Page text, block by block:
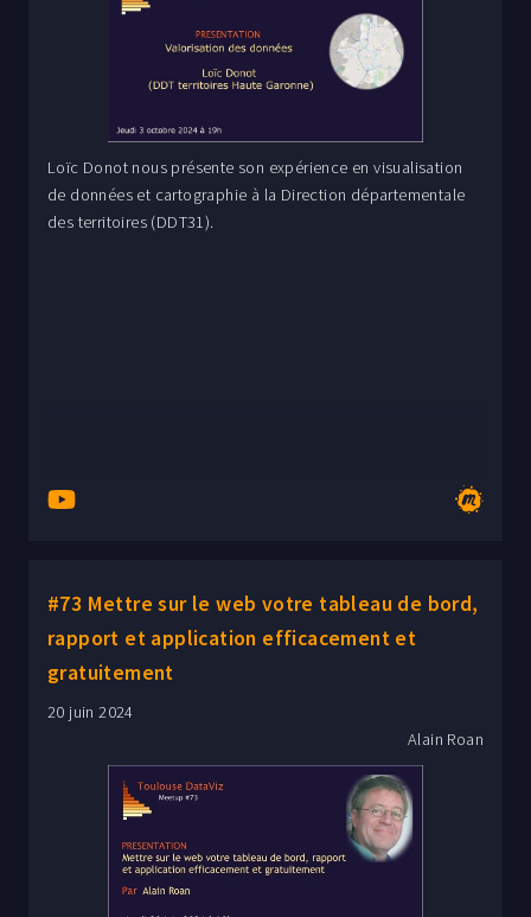
Loïc Donot nous présente son expérience en visualisation
de données et cartographie à la Direction départementale
des territoires (DDT31).
#73 Mettre sur le web votre tableau de bord,
rapport et application efficacement et
gratuitement
20 juin 2024
Alain Roan